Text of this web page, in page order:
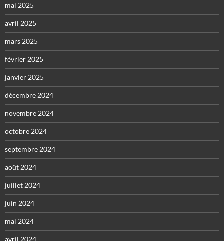
mai 2025
avril 2025
mars 2025
février 2025
janvier 2025
décembre 2024
novembre 2024
octobre 2024
septembre 2024
août 2024
juillet 2024
juin 2024
mai 2024
avril 2024